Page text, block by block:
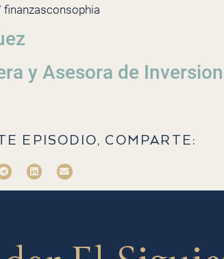
finanzasconsophia
y Asesora de
EPISODIO, COMPARTE: